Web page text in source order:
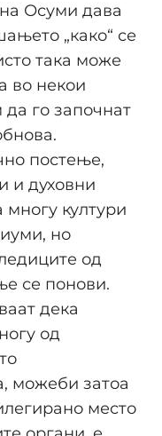
Осуми дава
„како“ се
така може
во некои
да го започнат
постење,
и духовни
култури
но
од
се понови.
дека
од
можеби затоа
место